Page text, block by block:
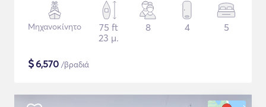
Μηχανοκίνητο
75 ft
23 μ.
8 4 5
$6,570 /βραδιά